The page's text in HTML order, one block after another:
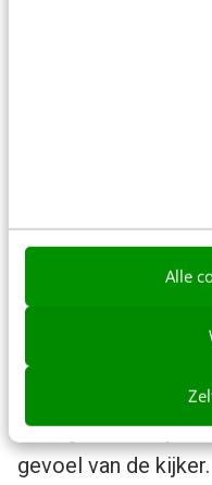
Alle
mensen die
zelfspot en
De tranentrekker
Veel gebruikt bij
gevoel van de